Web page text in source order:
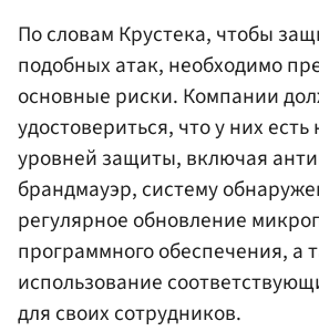
По словам Крустека, чтобы
подобных атак, необходимо
основные риски. Компании
удостовериться, что у них есть
уровней защиты, включая
брандмауэр, систему
регулярное обновление
программного обеспечения, а
использование
для своих сотрудников.